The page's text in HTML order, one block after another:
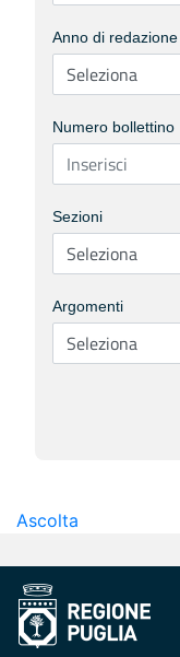
Anno di redazione
Numero bollettino
Sezioni
Argomenti
Ascolta